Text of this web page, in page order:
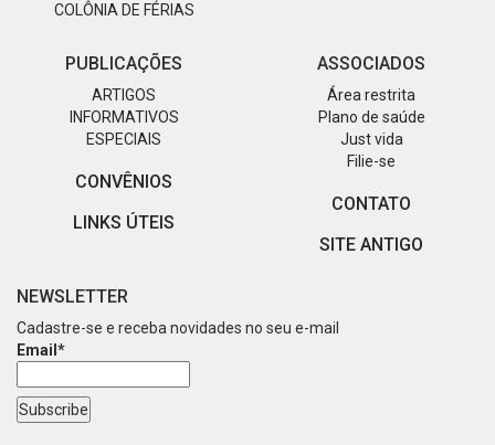
COLÔNIA DE FÉRIAS
PUBLICAÇÕES
ARTIGOS
INFORMATIVOS
ESPECIAIS
CONVÊNIOS
LINKS ÚTEIS
ASSOCIADOS
Área restrita
Plano de saúde
Just vida
Filie-se
CONTATO
SITE ANTIGO
NEWSLETTER
Cadastre-se e receba novidades no seu e-mail
Email*